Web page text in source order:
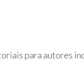
para autores